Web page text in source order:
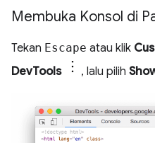
Membuka Konsol di
Tekan Escape atau klik
DevTools
, lalu pilih